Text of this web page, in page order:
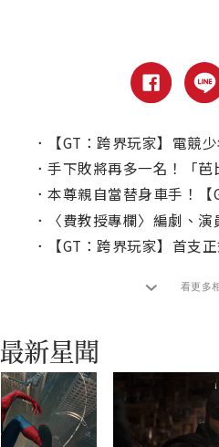
．
【GT：跨界玩家】電競少年飆
． 手下敗將再多一名！「
． 本尊親自當替身車手！【GT：跨界
．
〈費教授專欄〉編劇、演員工
．
【GT：跨界玩家】首支
看更多